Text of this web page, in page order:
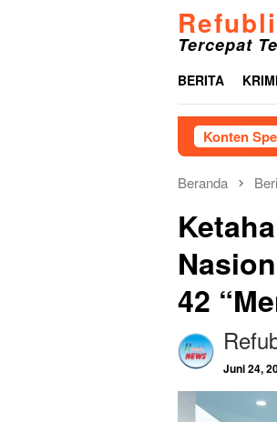
Tercepat
BERITA
Konten
Beranda
42
Juni 24,